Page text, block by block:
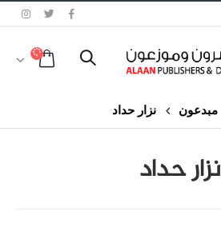
مبدعون نزار حداد
نزار حداد